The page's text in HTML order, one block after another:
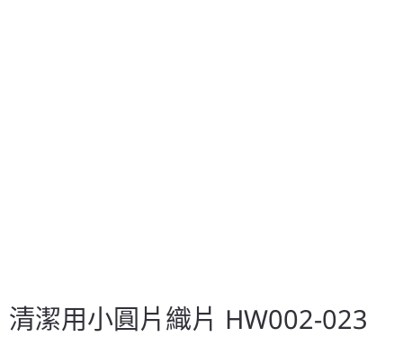
清潔用小圓片織片 HW002-023